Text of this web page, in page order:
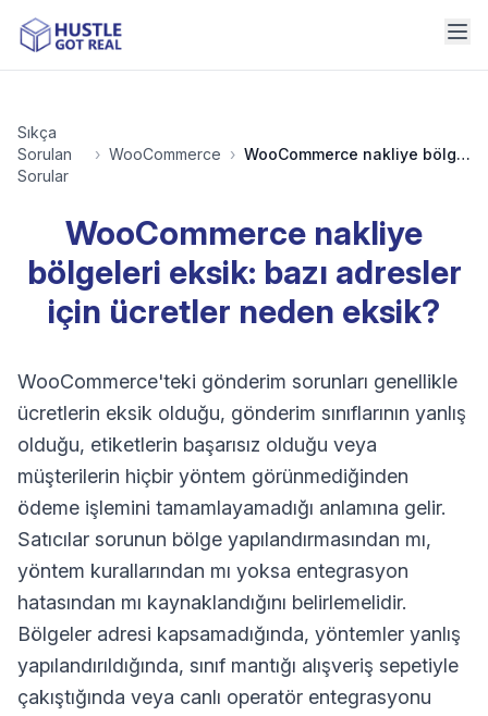
Sıkça
Sorulan
Sorular
› WooCommerce › WooCommerce nakliye bölgeleri eksik: bazı adresler için ücretler neden eksik?
WooCommerce nakliye
bölgeleri eksik: bazı adresler
için ücretler neden eksik?
WooCommerce'teki gönderim sorunları genellikle
ücretlerin eksik olduğu, gönderim sınıflarının yanlış
olduğu, etiketlerin başarısız olduğu veya
müşterilerin hiçbir yöntem görünmediğinden
ödeme işlemini tamamlayamadığı anlamına gelir.
Satıcılar sorunun bölge yapılandırmasından mı,
yöntem kurallarından mı yoksa entegrasyon
hatasından mı kaynaklandığını belirlemelidir.
Bölgeler adresi kapsamadığında, yöntemler yanlış
yapılandırıldığında, sınıf mantığı alışveriş sepetiyle
çakıştığında veya canlı operatör entegrasyonu